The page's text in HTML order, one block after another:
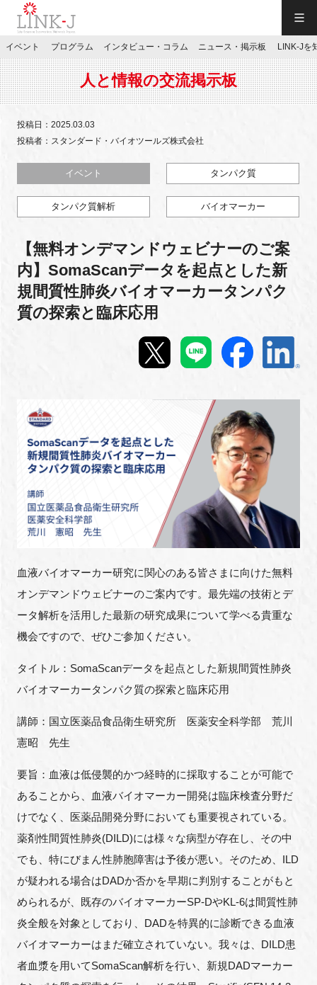
JP／EN
特別会員専用メニュー
施設ご予約
お問い合わせ
マイページ
プログラム
インタビュー・コラム
ニュース・掲示板
LINK-Jを知る
特別会員
イベントお知らせメール登録
イベント プログラム インタビュー・コラム ニュース・掲示板 LINK-Jを
人と情報の交流掲示板
投稿日：2025.03.03
投稿者：スタンダード・バイオツールズ株式会社
イベント タンパク質
タンパク質解析 バイオマーカー
【無料オンデマンドウェビナーのご案
内】SomaScanデータを起点とした新
規間質性肺炎バイオマーカータンパク
質の探索と臨床応用
血液バイオマーカー研究に関心のある皆さまに向けた無料
オンデマンドウェビナーのご案内です。最先端の技術とデ
ータ解析を活用した最新の研究成果について学べる貴重な
機会ですので、ぜひご参加ください。
タイトル：SomaScanデータを起点とした新規間質性肺炎
バイオマーカータンパク質の探索と臨床応用
講師：国立医薬品食品衛生研究所 医薬安全科学部 荒川
憲昭 先生
要旨：血液は低侵襲的かつ経時的に採取することが可能で
あることから、血液バイオマーカー開発は臨床検査分野だ
けでなく、医薬品開発分野においても重要視されている。
薬剤性間質性肺炎(DILD)には様々な病型が存在し、その中
でも、特にびまん性肺胞障害は予後が悪い。そのため、ILD
が疑われる場合はDADか否かを早期に判別することがもと
められるが、既存のバイオマーカーSP-DやKL-6は間質性肺
炎全般を対象としており、DADを特異的に診断できる血液
バイオマーカーはまだ確立されていない。我々は、DILD患
者血漿を用いてSomaScan解析を行い、新規DADマーカー